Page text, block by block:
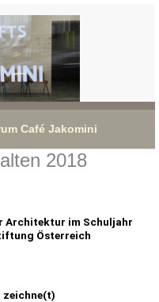
Café Jakomini
2018
Architektur im Schuljahr
Österreich
zeichne(t)